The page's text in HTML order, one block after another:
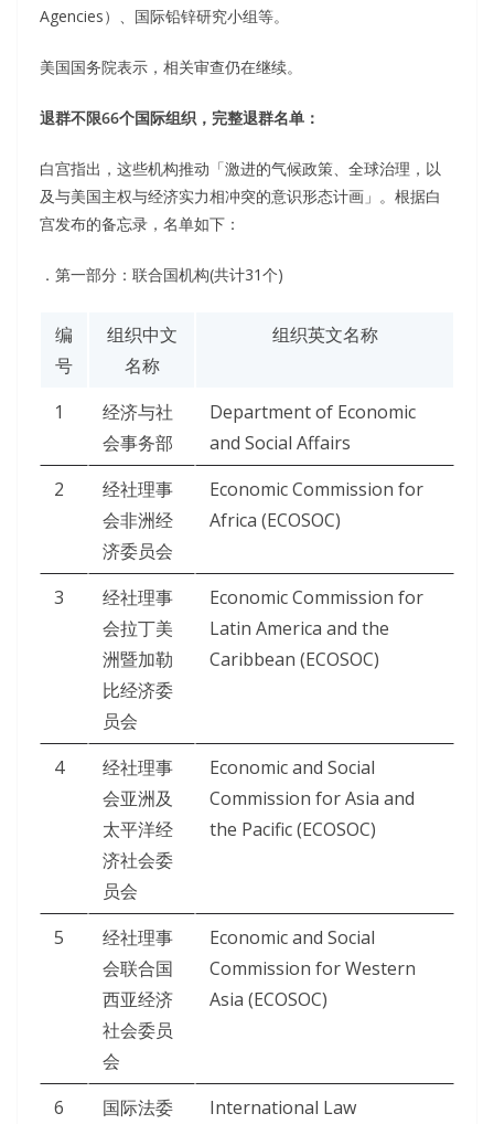
Agencies）、国际铅锌研究小组等。
美国国务院表示，相关审查仍在继续。
退群不限66个国际组织，完整退群名单：
白宫指出，这些机构推动「激进的气候政策、全球治理，以
及与美国主权与经济实力相冲突的意识形态计画」。根据白
宫发布的备忘录，名单如下：
．第一部分：联合国机构(共计31个)
编
号
组织中文
名称
组织英文名称
1
经济与社
会事务部
Department of Economic
and Social Affairs
2
经社理事
会非洲经
济委员会
Economic Commission for
Africa (ECOSOC)
3
经社理事
会拉丁美
洲暨加勒
比经济委
员会
Economic Commission for
Latin America and the
Caribbean (ECOSOC)
4
经社理事
会亚洲及
太平洋经
济社会委
员会
Economic and Social
Commission for Asia and
the Pacific (ECOSOC)
5
经社理事
会联合国
西亚经济
社会委员
会
Economic and Social
Commission for Western
Asia (ECOSOC)
6
国际法委
International Law